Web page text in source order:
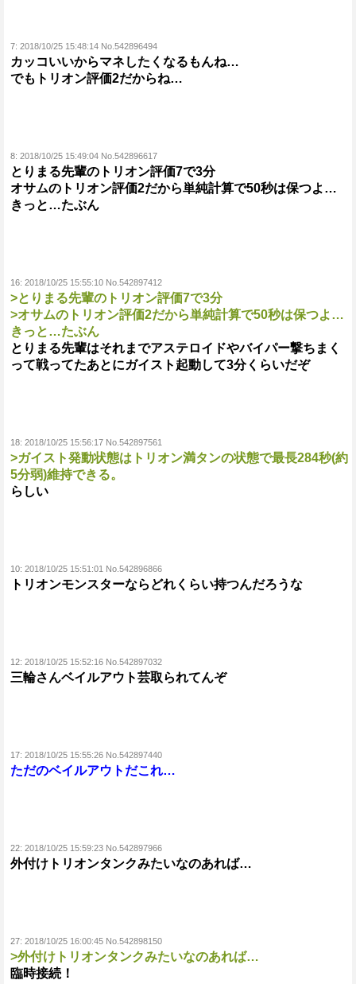
7: 2018/10/25 15:48:14 No.542896494
カッコいいからマネしたくなるもんね…
でもトリオン評価2だからね…
8: 2018/10/25 15:49:04 No.542896617
とりまる先輩のトリオン評価7で3分
オサムのトリオン評価2だから単純計算で50秒は保つよ…
きっと…たぶん
16: 2018/10/25 15:55:10 No.542897412
>とりまる先輩のトリオン評価7で3分
>オサムのトリオン評価2だから単純計算で50秒は保つよ…
きっと…たぶん
とりまる先輩はそれまでアステロイドやバイパー撃ちまく
って戦ってたあとにガイスト起動して3分くらいだぞ
18: 2018/10/25 15:56:17 No.542897561
>ガイスト発動状態はトリオン満タンの状態で最長284秒(約
5分弱)維持できる。
らしい
10: 2018/10/25 15:51:01 No.542896866
トリオンモンスターならどれくらい持つんだろうな
12: 2018/10/25 15:52:16 No.542897032
三輪さんベイルアウト芸取られてんぞ
17: 2018/10/25 15:55:26 No.542897440
ただのベイルアウトだこれ…
22: 2018/10/25 15:59:23 No.542897966
外付けトリオンタンクみたいなのあれば…
27: 2018/10/25 16:00:45 No.542898150
>外付けトリオンタンクみたいなのあれば…
臨時接続！